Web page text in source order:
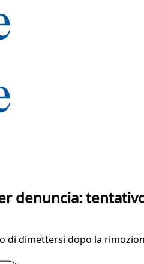
denuncia:
dimettersi dopo la